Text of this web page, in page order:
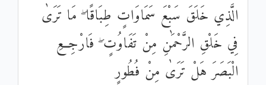
الَّذِي خَلَقَ سَبْعَ سَمَاوَاتٍ طِبَاقًا ۖ مَا تَرَىٰ
فِي خَلْقِ الرَّحْمَٰنِ مِنْ تَفَاوُتٍ ۖ فَارْجِعِ
الْبَصَرَ هَلْ تَرَىٰ مِنْ فُطُورٍ